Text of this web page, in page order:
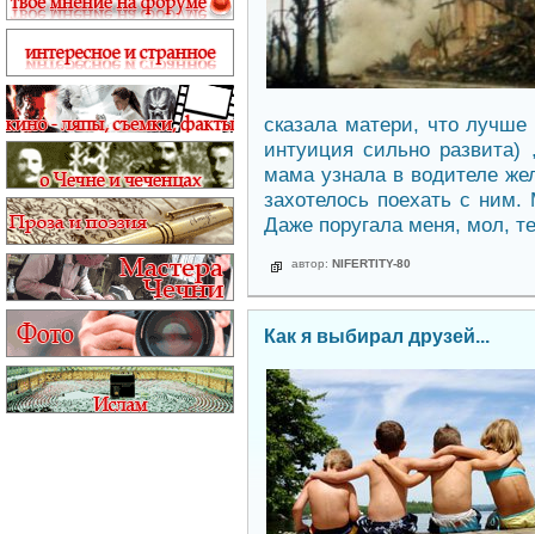
сказала матери, что
интуиция сильно
мама узнала в водителе
захотелось поехать с
Даже поругала меня, мол,
автор: NIFERTITY-80
Как я выбирал друзей...